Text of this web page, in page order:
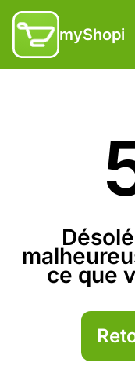
myShopi
ce que